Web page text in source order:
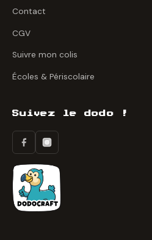
Contact
CGV
Suivre mon colis
Écoles & Périscolaire
Suivez le dodo !